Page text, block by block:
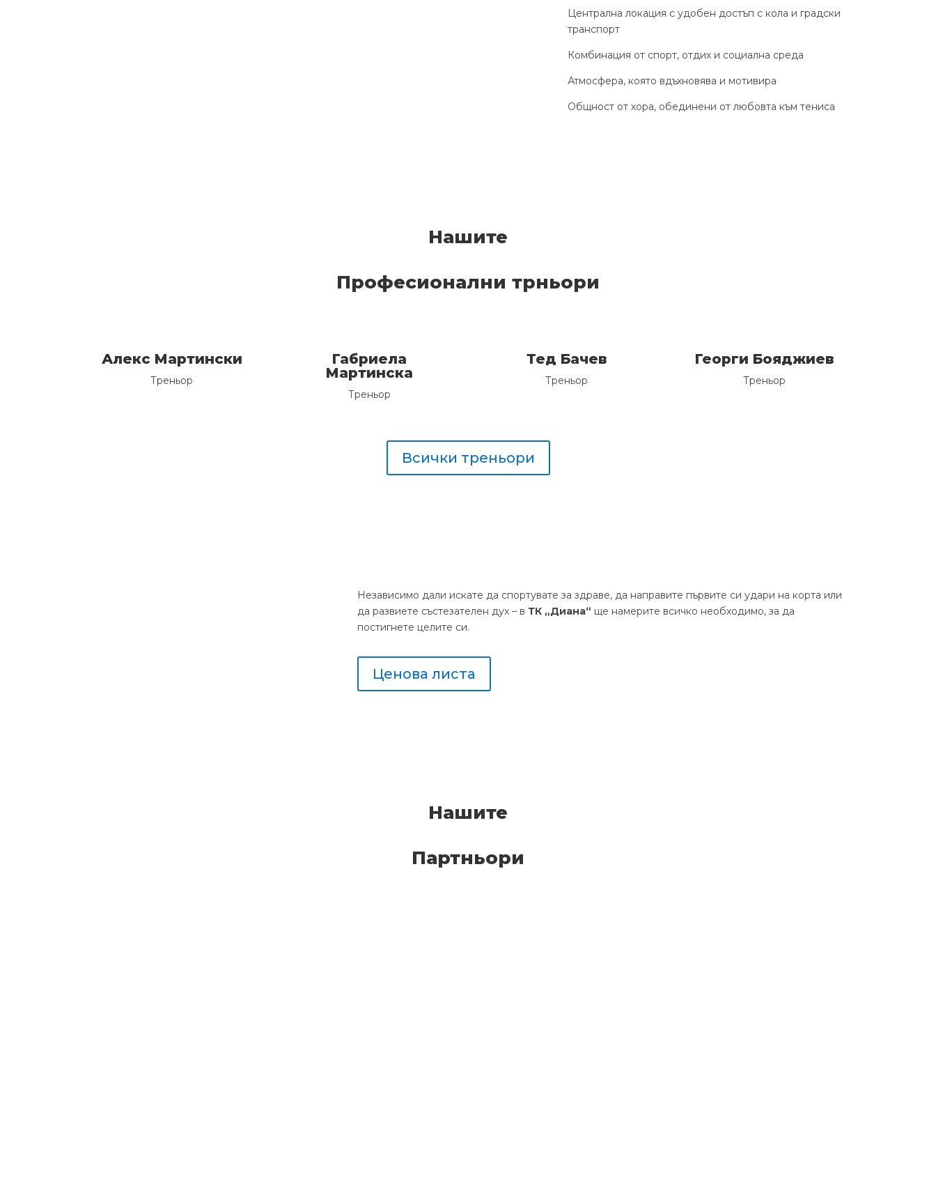
Централна локация с удобен достъп с кола и градски
транспорт
Комбинация от спорт, отдих и социална среда
Атмосфера, която вдъхновява и мотивира
Общност от хора, обединени от любовта към тениса
Нашите
Професионални трньори
Алекс Мартински
Треньор
Габриела
Мартинска
Треньор
Тед Бачев
Треньор
Георги Бояджиев
Треньор
Всички треньори
Независимо дали искате да спортувате за здраве, да направите първите си удари на корта или
да развиете състезателен дух – в ТК „Диана“ ще намерите всичко необходимо, за да
постигнете целите си.
Ценова листа
Нашите
Партньори